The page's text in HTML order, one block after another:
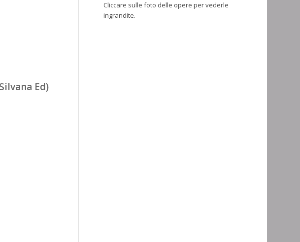
Ed)
Cliccare sulle foto delle opere per vederle
ingrandite.